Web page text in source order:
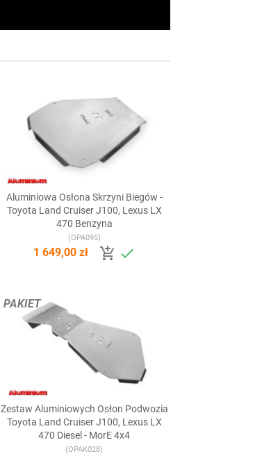
Szybki podgląd
Aluminiowa Osłona Skrzyni Biegów -
Toyota Land Cruiser J100, Lexus LX
470 Benzyna
(OPA095)
1 649,00 zł  
Szybki podgląd
Zestaw Aluminiowych Osłon Podwozia
Toyota Land Cruiser J100, Lexus LX
470 Diesel - MorE 4x4
(OPAK028)
PAKIET